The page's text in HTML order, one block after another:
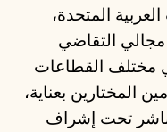
المتحدة،
التقاضي
المختارين بعناية،
تحت إشراف